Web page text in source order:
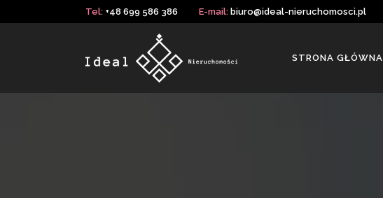
Tel: +48 699 586 386 E-mail: biuro@ideal-nieruchomosci.pl
STRONA GŁÓWNA